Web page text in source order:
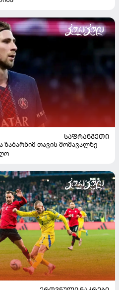
ᲡᲐᲤᲠᲐᲜᲒᲔᲗᲘ
ზაბარნიმ თავის მომავალზე